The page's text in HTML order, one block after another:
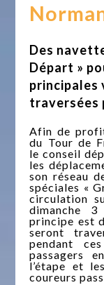
Des
Départ »
principales
traversées
Afin de
du Tour de
le conseil
les
son réseau
spéciales «
circulation
dimanche
principe est
seront
pendant
passagers
l’étape et
coureurs